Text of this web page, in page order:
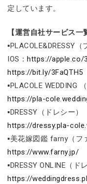
定しています。
【運営自社サービス一
▪PLACOLE&DRESSY
IOS：https://apple.co/
https://bit.ly/3FaQTH5
▪PLACOLE WEDDING
https://pla-
▪DRESSY（ドレシー）
https://dressy.pla-
▪美花嫁図鑑 farny（フ
https://www.farny.jp/
▪DRESSY ONLINE（ド
https://